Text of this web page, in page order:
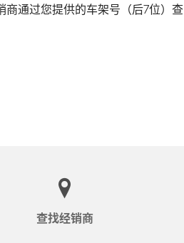
通过您提供的车架号（后7位）查
查找经销商